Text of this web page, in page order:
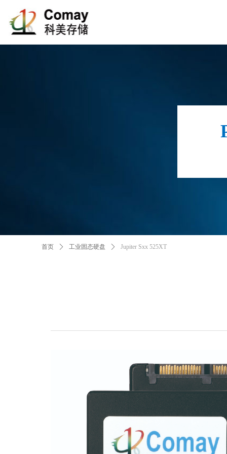
首页 ꄲ 工业固态硬盘 ꄲ Jupiter Sxx 525XT